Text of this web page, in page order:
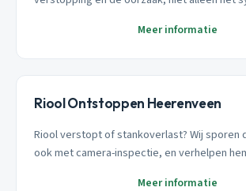
Meer informatie
Riool Ontstoppen Heerenveen
Riool verstopt of stankoverlast? Wij sporen
ook met camera-inspectie, en verhelpen
Meer informatie